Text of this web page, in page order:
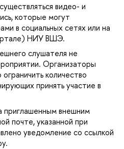
видео- и
которые могут
в социальных сетях или на
НИУ ВШЭ.
слушателя не
Организаторы
количество
принять участие
приглашенным внешним
почте, указанной при
уведомление со ссылкой